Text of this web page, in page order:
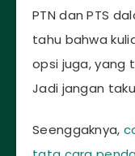
PTN dan PTS
tahu bahwa
opsi juga, yang
Jadi jangan
Seenggaknya,